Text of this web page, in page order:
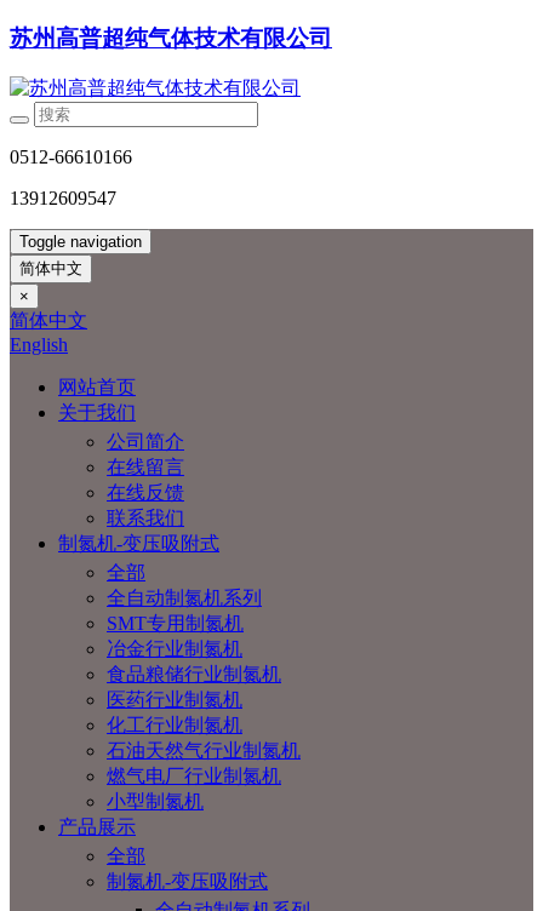
苏州高普超纯气体技术有限公司
0512-66610166
13912609547
Toggle navigation
简体中文
×
简体中文
English
网站首页
关于我们
公司简介
在线留言
在线反馈
联系我们
制氮机-变压吸附式
全部
全自动制氮机系列
SMT专用制氮机
冶金行业制氮机
食品粮储行业制氮机
医药行业制氮机
化工行业制氮机
石油天然气行业制氮机
燃气电厂行业制氮机
小型制氮机
产品展示
全部
制氮机-变压吸附式